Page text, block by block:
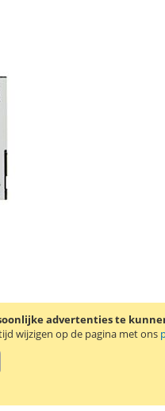
advertenties te
wijzigen op de pagina met ons